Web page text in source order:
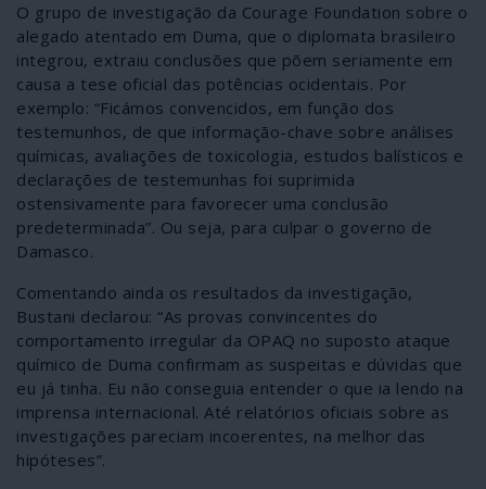
O grupo de investigação da Courage Foundation sobre o
alegado atentado em Duma, que o diplomata brasileiro
integrou, extraiu conclusões que põem seriamente em
causa a tese oficial das potências ocidentais. Por
exemplo: “Ficámos convencidos, em função dos
testemunhos, de que informação-chave sobre análises
químicas, avaliações de toxicologia, estudos balísticos e
declarações de testemunhas foi suprimida
ostensivamente para favorecer uma conclusão
predeterminada”. Ou seja, para culpar o governo de
Damasco.
Comentando ainda os resultados da investigação,
Bustani declarou: “As provas convincentes do
comportamento irregular da OPAQ no suposto ataque
químico de Duma confirmam as suspeitas e dúvidas que
eu já tinha. Eu não conseguia entender o que ia lendo na
imprensa internacional. Até relatórios oficiais sobre as
investigações pareciam incoerentes, na melhor das
hipóteses”.